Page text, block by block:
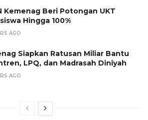
Kemenag Beri Potongan UKT
Hingga 100%
AGO
Siapkan Ratusan Miliar Bantu
LPQ, dan Madrasah Diniyah
AGO